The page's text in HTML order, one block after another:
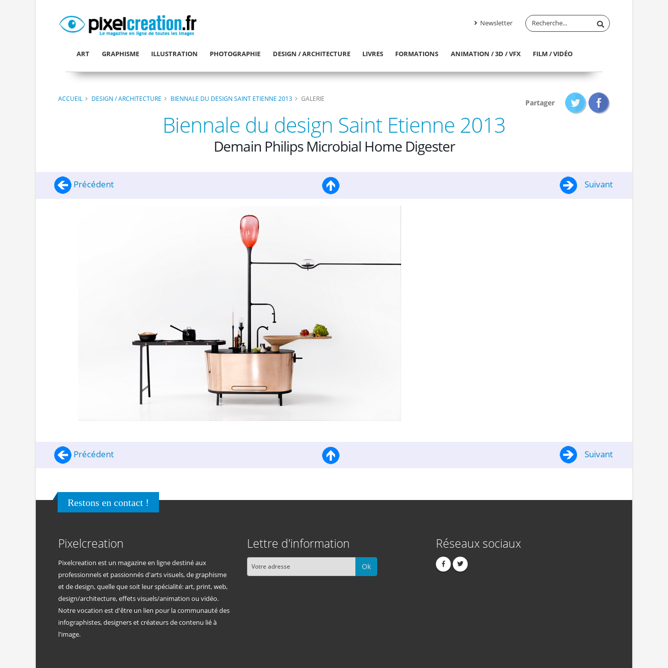
Newsletter
ART GRAPHISME ILLUSTRATION PHOTOGRAPHIE DESIGN / ARCHITECTURE LIVRES FORMATIONS ANIMATION / 3D / VFX FILM / VIDÉO
ACCUEIL DESIGN / ARCHITECTURE BIENNALE DU DESIGN SAINT ETIENNE 2013 GALERIE Partager
Biennale du design Saint Etienne 2013
Demain Philips Microbial Home Digester
Précédent Suivant
Précédent Suivant
Restons en contact !
Pixelcreation
Pixelcreation est un magazine en ligne destiné aux
professionnels et passionnés d'arts visuels, de graphisme
et de design, quelle que soit leur spécialité: art, print, web,
design/architecture, effets visuels/animation ou vidéo.
Notre vocation est d'être un lien pour la communauté des
infographistes, designers et créateurs de contenu lié à
l'image.
Lettre d'information
Ok
Réseaux sociaux